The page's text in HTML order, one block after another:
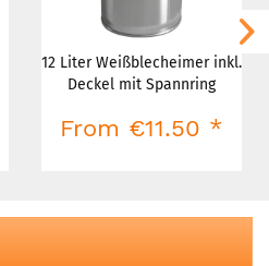
12 Liter Weißblecheimer inkl.
Deckel mit Spannring
From €11.50 *